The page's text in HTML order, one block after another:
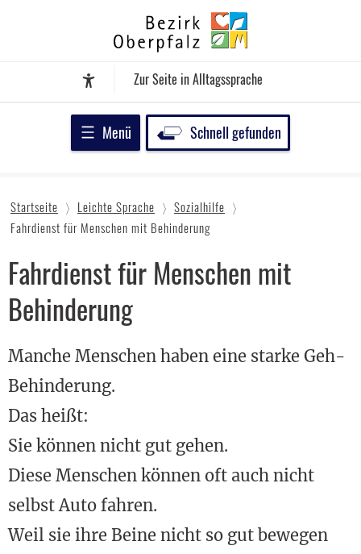
Bezirk
Oberpfalz
Zur Seite in Alltagssprache
Menü Schnell gefunden
Startseite Leichte Sprache
Sozialhilfe
Fahrdienst für Menschen mit Behinderung
Fahrdienst für Menschen mit
Behinderung
Manche Menschen haben eine starke Geh-
Behinderung.
Das heißt:
Sie können nicht gut gehen.
Diese Menschen können oft auch nicht
selbst Auto fahren.
Weil sie ihre Beine nicht so gut bewegen